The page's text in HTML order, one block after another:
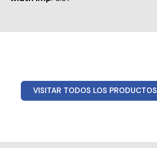
VISITAR TODOS LOS PRODUCTOS